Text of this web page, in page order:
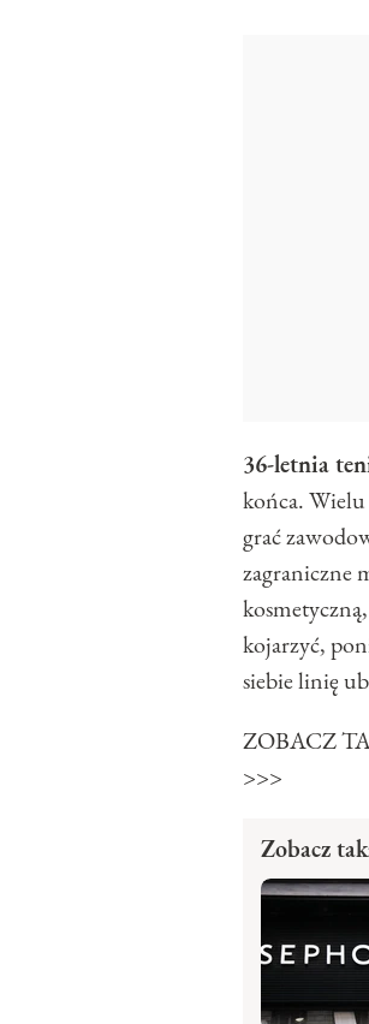
36-letnia
końca. Wielu
grać
zagraniczne
kosmetyczną,
kojarzyć,
siebie linię
ZOBACZ
>>>
Zobacz